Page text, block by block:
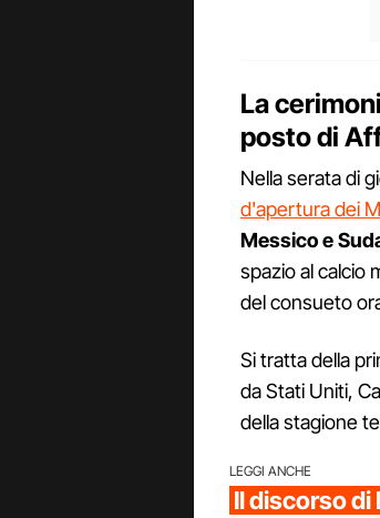
La
posto di
Nella serata di
d'apertura dei
Messico e
spazio al calcio
del consueto
Si tratta della
da Stati Uniti,
della stagione
LEGGI ANCHE
Il discorso di